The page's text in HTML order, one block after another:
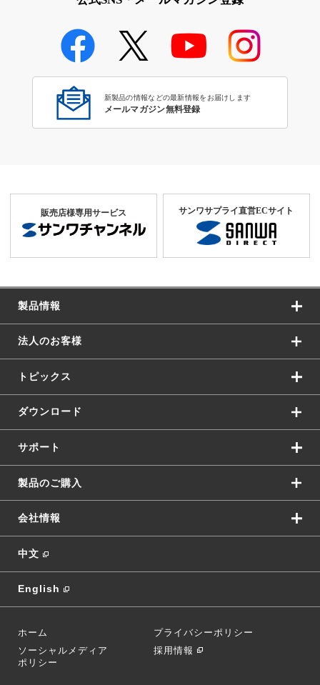
新製品の情報などの最新情報をお届けします
メールマガジン無料登録
販売店様専用サービス サンワサプライ直営ECサイト
製品情報
法人のお客様
トピックス
ダウンロード
サポート
製品のご購入
会社情報
中文
English
ホーム
プライバシーポリシー
ソーシャルメディア
ポリシー
採用情報